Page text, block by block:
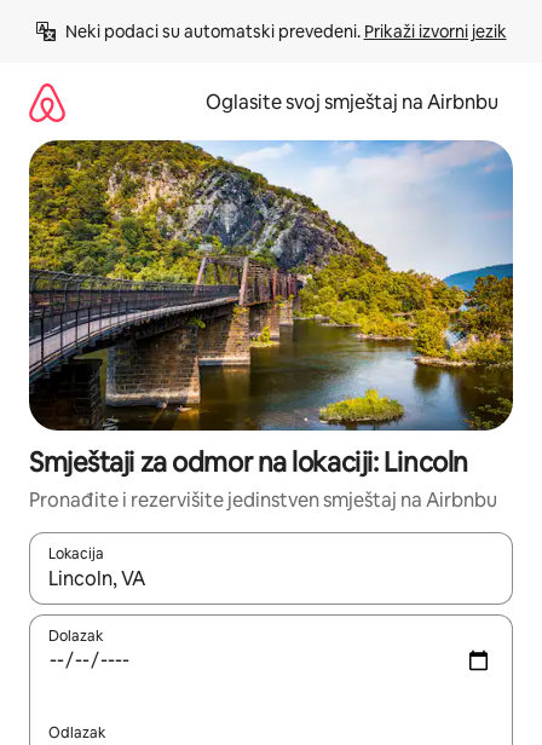
Neki podaci su automatski prevedeni. Prikaži izvorni jezik
Oglasite svoj smještaj na Airbnbu
Smještaji za odmor na lokaciji: Lincoln
Pronađite i rezervišite jedinstven smještaj na Airbnbu
Lokacija
Kad rezultati budu dostupni, krećite se gore i dolje pomoću
Dolazak
Odlazak